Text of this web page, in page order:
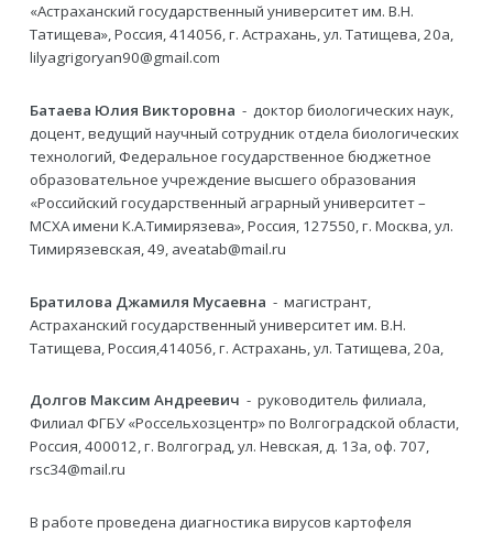
«Астраханский государственный университет им. В.Н.
Татищева», Россия, 414056, г. Астрахань, ул. Татищева, 20а,
lilyagrigoryan90@gmail.com
Батаева Юлия Викторовна - доктор биологических наук,
доцент, ведущий научный сотрудник отдела биологических
технологий, Федеральное государственное бюджетное
образовательное учреждение высшего образования
«Российский государственный аграрный университет –
МСХА имени К.А.Тимирязева», Россия, 127550, г. Москва, ул.
Тимирязевская, 49, aveatab@mail.ru
Братилова Джамиля Мусаевна - магистрант,
Астраханский государственный университет им. В.Н.
Татищева, Россия,414056, г. Астрахань, ул. Татищева, 20а,
Долгов Максим Андреевич - руководитель филиала,
Филиал ФГБУ «Россельхозцентр» по Волгоградской области,
Россия, 400012, г. Волгоград, ул. Невская, д. 13а, оф. 707,
rsc34@mail.ru
В работе проведена диагностика вирусов картофеля